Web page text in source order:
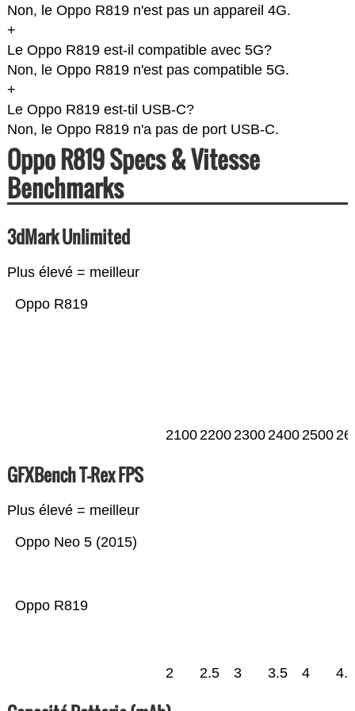
Non, le Oppo R819 n'est pas un appareil 4G.
+
Le Oppo R819 est-il compatible avec 5G?
Non, le Oppo R819 n'est pas compatible 5G.
+
Le Oppo R819 est-til USB-C?
Non, le Oppo R819 n'a pas de port USB-C.
Oppo R819 Specs & Vitesse
Benchmarks
3dMark Unlimited
Plus élevé = meilleur
Oppo R819
21002200230024002500
GFXBench T-Rex FPS
Plus élevé = meilleur
Oppo R819
Oppo Neo 5 (2015)
2 2.5 3 3.5 4 4.5